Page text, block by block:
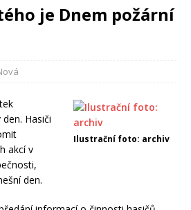
je Dnem požární
Ilustrační foto: archiv
Hasiči
akcí v
den.